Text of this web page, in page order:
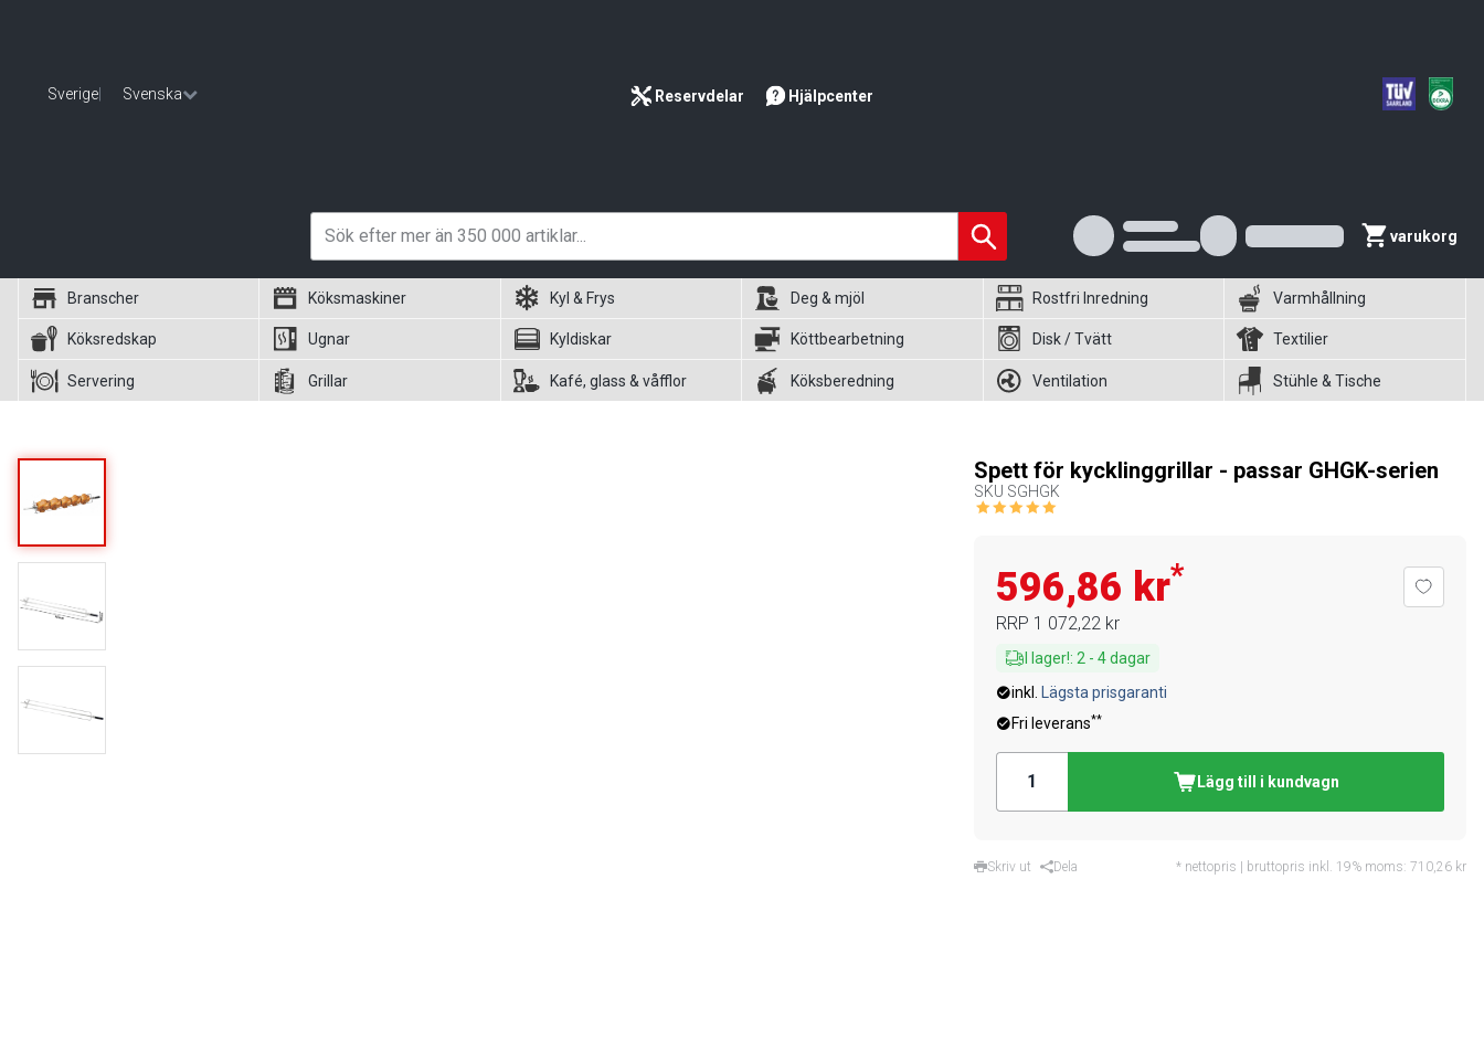
Sverige Svenska Reservdelar Hjälpcenter
varukorg
Branscher Köksmaskiner Kyl & Frys Deg & mjöl Rostfri Inredning Varmhållning
Köksredskap Ugnar Kyldiskar Köttbearbetning Disk / Tvätt Textilier
Servering Grillar Kafé, glass & våfflor Köksberedning Ventilation Stühle & Tische
Spett för kycklinggrillar - passar GHGK-serien
SKU SGHGK
596,86 kr*
RRP 1 072,22 kr
I lager!: 2 - 4dagar
inkl.
Lägsta prisgaranti
Fri leverans**
Lägg till i kundvagn
Skriv ut Dela * nettopris | bruttopris inkl. 19% moms: 710,26 kr